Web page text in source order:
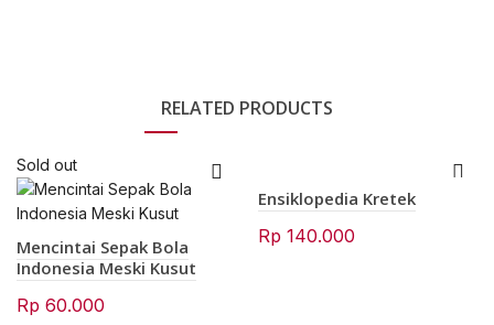
RELATED PRODUCTS
Sold out
Mencintai Sepak Bola
Indonesia Meski Kusut
Rp 60.000
Ensiklopedia Kretek
Rp 140.000